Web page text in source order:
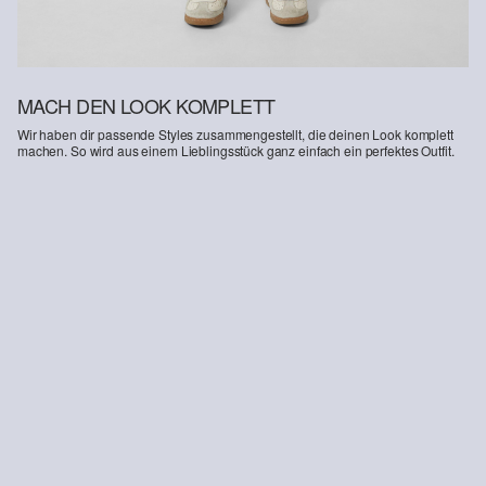
MACH DEN LOOK KOMPLETT
Wir haben dir passende Styles zusammengestellt, die deinen Look komplett
machen. So wird aus einem Lieblingsstück ganz einfach ein perfektes Outfit.